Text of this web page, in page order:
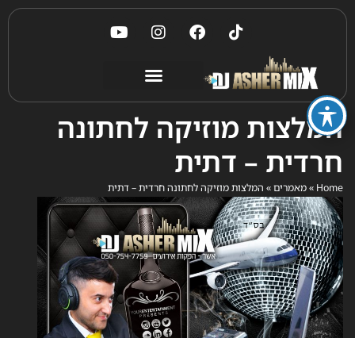
המלצות מוזיקה לחתונה
חרדית – דתית
Home
»מאמרים» המלצות מוזיקה לחתונה חרדית – דתית